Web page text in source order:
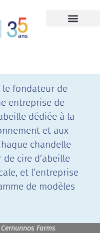
le fondateur de
entreprise de
dédiée à la
et aux
chandelle
cire d’abeille
et l’entreprise
de modèles
Farms